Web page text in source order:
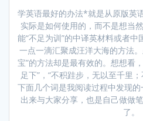
学英语最好的办法*就是从原版
实际是如何使用的，而不是想当
能“不足为训”的中译英材料或者
一点一滴汇聚成汪洋大海的方法
宝”的方法却是最有效的。想想看
足下”，“不积跬步，无以至千里
下面几个词是我阅读过程中发现
出来与大家分享，也是自己做做
了。